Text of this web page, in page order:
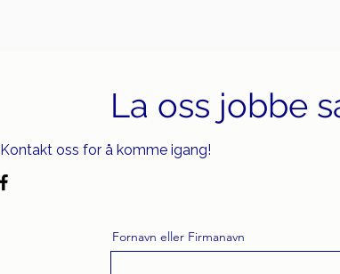
La oss jobbe
Kontakt oss for å komme igang!
Fornavn eller Firmanavn